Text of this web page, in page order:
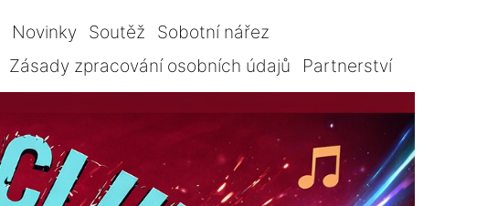
Novinky Soutěž
Sobotní nářez
Zásady zpracování osobních údajů Partnerství